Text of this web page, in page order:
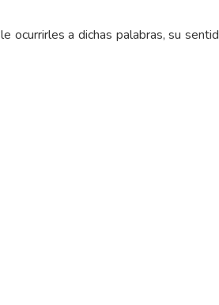
ocurrirles a dichas palabras, su